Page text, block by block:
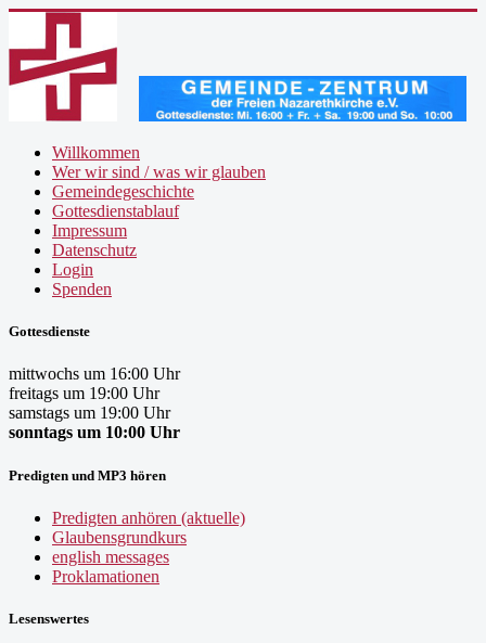
Willkommen
Wer wir sind / was wir glauben
Gemeindegeschichte
Gottesdienstablauf
Impressum
Datenschutz
Login
Spenden
Gottesdienste
mittwochs um 16:00 Uhr
freitags um 19:00 Uhr
samstags um 19:00 Uhr
sonntags um 10:00 Uhr
Predigten und MP3 hören
Predigten anhören (aktuelle)
Glaubensgrundkurs
english messages
Proklamationen
Lesenswertes